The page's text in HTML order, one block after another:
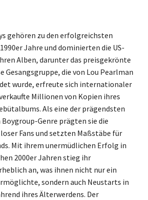
gehören zu den erfolgreichsten
Jahre und dominierten die US-
Alben, darunter das preisgekrönte
Gesangsgruppe, die von Lou Pearlman
wurde, erfreute sich internationaler
Millionen von Kopien ihres
Als eine der prägendsten
Genre prägten sie die
Fans und setzten Maßstäbe für
Mit ihrem unermüdlichen Erfolg in
2000er Jahren stieg ihr
an, was ihnen nicht nur ein
sondern auch Neustarts in
ihres Älterwerdens. Der